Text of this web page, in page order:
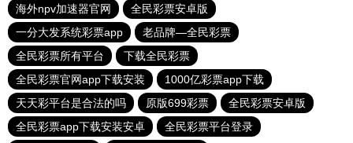
海外npv加速器官网
全民彩票安卓版
一分大发系统彩票app
老品牌—全民彩票
全民彩票所有平台
下载全民彩票
全民彩票官网app下载安装
1000亿彩票app下载
天天彩平台是合法的吗
原版699彩票
全民彩票安卓版
全民彩票app下载安装安卓
全民彩票平台登录